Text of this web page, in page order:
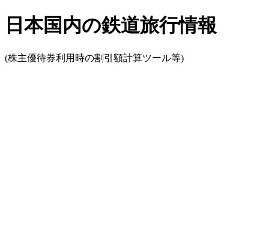
日本国内の鉄道旅行情報
(株主優待券利用時の割引額計算ツール等)